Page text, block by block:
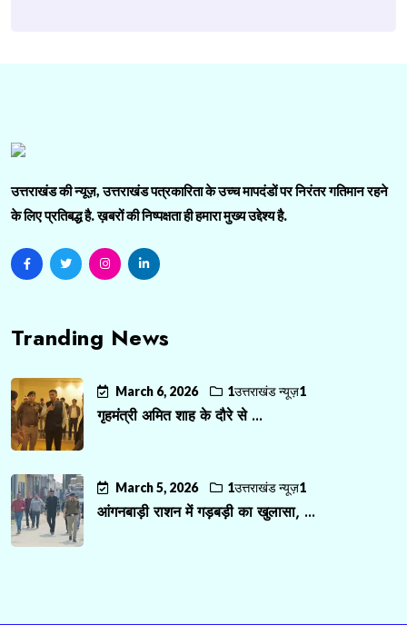
उत्तराखंड की न्यूज़, उत्तराखंड पत्रकारिता के उच्च मापदंडों पर निरंतर गतिमान रहने
के लिए प्रतिबद्ध है. ख़बरों की निष्पक्षता ही हमारा मुख्य उद्देश्य है.
Tranding News
March 6, 2026 1उत्तराखंड न्यूज़1
गृहमंत्री अमित शाह के दौरे से ...
March 5, 2026 1उत्तराखंड न्यूज़1
आंगनबाड़ी राशन में गड़बड़ी का खुलासा, ...